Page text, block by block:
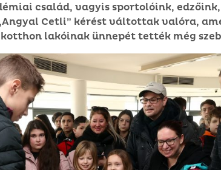
család, vagyis sportolóink,
Cetli” kérést váltottak valóra,
lakóinak ünnepét tették még